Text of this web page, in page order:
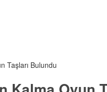
Taşları Bulundu